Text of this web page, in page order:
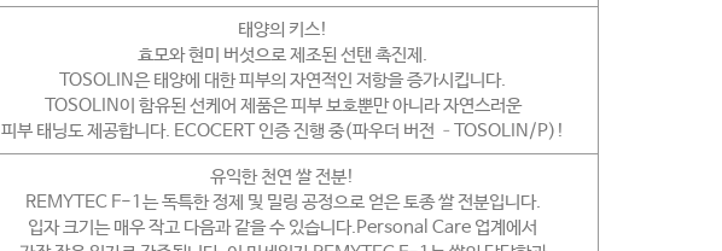
태양의 키스!
효모와 현미 버섯으로 제조된 선탠 촉진제.
TOSOLIN은 태양에 대한 피부의 자연적인 저항을 증가시킵니다.
TOSOLIN이 함유된 선케어 제품은 피부 보호뿐만 아니라 자연스러운
피부 태닝도 제공합니다. ECOCERT 인증 진행 중(파우더 버전 –TOSOLIN/P)!
유익한 천연 쌀 전분!
REMYTEC F-1는 독특한 정제 및 밀링 공정으로 얻은 토종 쌀 전분입니다.
입자 크기는 매우 작고 다음과 같을 수 있습니다.Personal Care 업계에서